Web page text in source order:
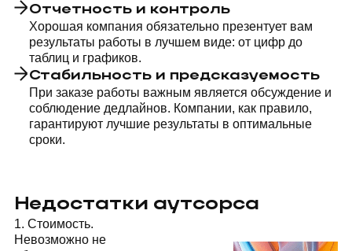
Отчетность и контроль
Хорошая компания обязательно презентует вам
результаты работы в лучшем виде: от цифр до
таблиц и графиков.
Стабильность и предсказуемость
При заказе работы важным является обсуждение и
соблюдение дедлайнов. Компании, как правило,
гарантируют лучшие результаты в оптимальные
сроки.
Недостатки аутсорса
1. Стоимость.
Невозможно не